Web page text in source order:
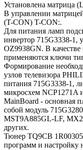
Установлена матрица
В управлении
(T-CON) T-CON:.
Для питания ламп
инвертор 715G3338-
OZ9938GN. В
применяются ключи
Формирование
узлов телевизора
питания 715G3338-1,
микросхем NCP1271A
MainBoard - основная
собой модуль
MST9A885GL-LF,
других.
Тюнер TQ9CB
программ и настройку